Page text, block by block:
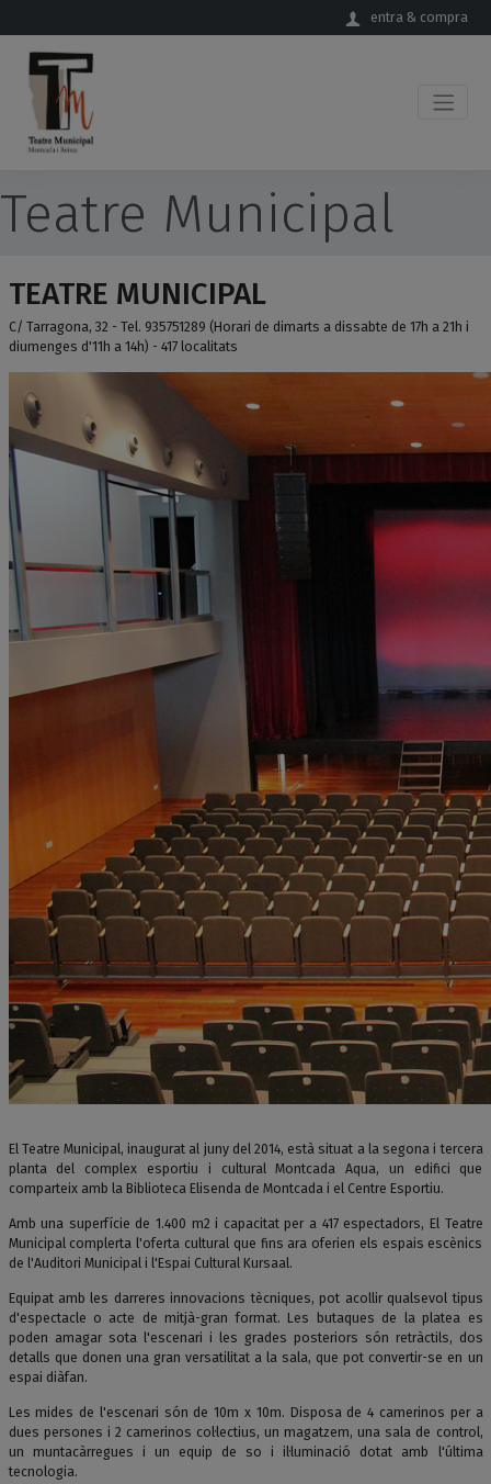
entra & compra
Teatre Municipal
TEATRE MUNICIPAL
C/ Tarragona, 32 - Tel. 935751289 (Horari de dimarts a dissabte de 17h a 21h i
diumenges d'11h a 14h) - 417 localitats
El Teatre Municipal, inaugurat al juny del 2014, està situat a la segona i tercera
planta del complex esportiu i cultural Montcada Aqua, un edifici que
comparteix amb la Biblioteca Elisenda de Montcada i el Centre Esportiu.
Amb una superfície de 1.400 m2 i capacitat per a 417 espectadors, El Teatre
Municipal complerta l'oferta cultural que fins ara oferien els espais escènics
de l'Auditori Municipal i l'Espai Cultural Kursaal.
Equipat amb les darreres innovacions tècniques, pot acollir qualsevol tipus
d'espectacle o acte de mitjà-gran format. Les butaques de la platea es
poden amagar sota l'escenari i les grades posteriors són retràctils, dos
detalls que donen una gran versatilitat a la sala, que pot convertir-se en un
espai diàfan.
Les mides de l'escenari són de 10m x 10m. Disposa de 4 camerinos per a
dues persones i 2 camerinos col·lectius, un magatzem, una sala de control,
un muntacàrregues i un equip de so i il·luminació dotat amb l'última
tecnologia.